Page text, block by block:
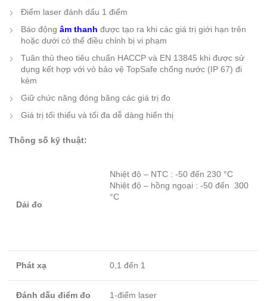
Điểm laser đánh dấu 1 điểm
Báo động âm thanh được tạo ra khi các giá trị giới hạn trên
hoặc dưới có thể điều chỉnh bị vi phạm
Tuân thủ theo tiêu chuẩn HACCP và EN 13845 khi được sử
dụng kết hợp với vỏ bảo vệ TopSafe chống nước (IP 67) đi
kèm
Giữ chức năng đóng băng các giá trị đo
Giá trị tối thiểu và tối đa dễ dàng hiển thị
Thông số kỹ thuật:
Dải đo
Nhiệt độ – NTC : -50 đến 230 °C
Nhiệt độ – hồng ngoại : -50 đến 300
°C
Phát xạ 0,1 đến 1
Đánh dấu điểm đo 1-điểm laser